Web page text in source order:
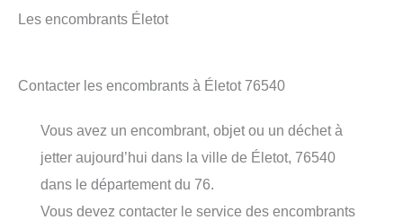
Les encombrants Életot
Contacter les encombrants à Életot 76540
Vous avez un encombrant, objet ou un déchet à
jetter aujourd’hui dans la ville de Életot, 76540
dans le département du 76.
Vous devez contacter le service des encombrants